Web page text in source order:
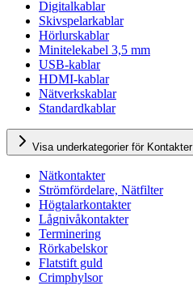
Digitalkablar
Skivspelarkablar
Hörlurskablar
Minitelekabel 3,5 mm
USB-kablar
HDMI-kablar
Nätverkskablar
Standardkablar
Visa underkategorier för Kontakter
Nätkontakter
Strömfördelare, Nätfilter
Högtalarkontakter
Lågnivåkontakter
Terminering
Rörkabelskor
Flatstift guld
Crimphylsor